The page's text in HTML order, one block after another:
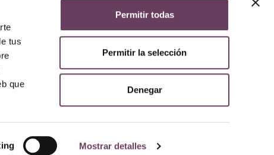
tus
que
Mostrar detalles
Permitir todas
Permitir la selección
Denegar
Aviso legal
Política de privacidad
Política de cookies
Política de devoluciones y reembolsos
FAQs